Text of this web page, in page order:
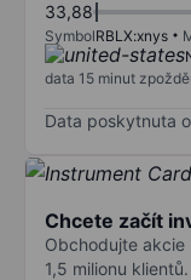
33,88
SymbolRBLX:xnys
data 15 minut
Data poskytnuta
Chcete začít
Obchodujte akcie
1,5 milionu